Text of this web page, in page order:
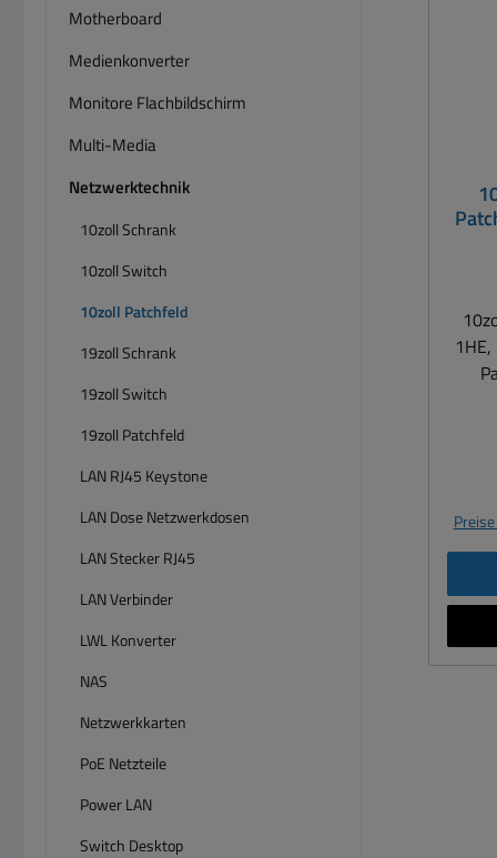
Motherboard
Medienkonverter
Monitore Flachbildschirm
Multi-Media
Netzwerktechnik
10zoll Schrank
10zoll Switch
10zoll Patchfeld
19zoll Schrank
19zoll Switch
19zoll Patchfeld
LAN RJ45 Keystone
LAN Dose Netzwerkdosen
LAN Stecker RJ45
LAN Verbinder
LWL Konverter
NAS
Netzwerkkarten
PoE Netzteile
Power LAN
Switch Desktop
1HE,
für